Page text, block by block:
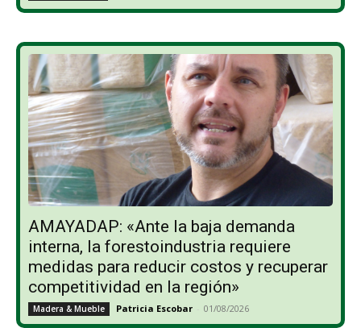
AMAYADAP: «Ante la baja demanda
interna, la forestoindustria requiere
medidas para reducir costos y recuperar
competitividad en la región»
Madera & Mueble Patricia Escobar - 01/08/2026